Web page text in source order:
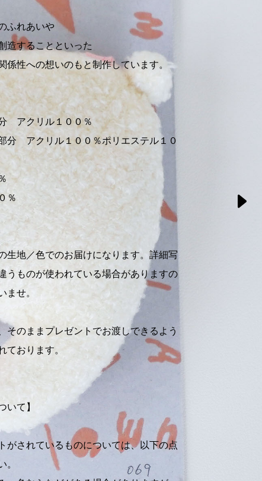
ふれあいや
造することといった
係性への想いのもと制作しています。
アクリル１００％
クリル１００％ポリエステル１０
％
生地／色でのお届けになります。詳細写
うものが使われている場合がありますの
ませ。
そのままプレゼントでお渡しできるよう
ております。
いて】
がされているものについては、以下の点
。